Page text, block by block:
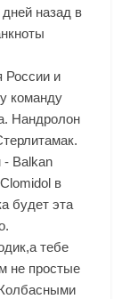
назад в
России и
команду
Нандролон
- Balkan
в
будет эта
тебе
не простые